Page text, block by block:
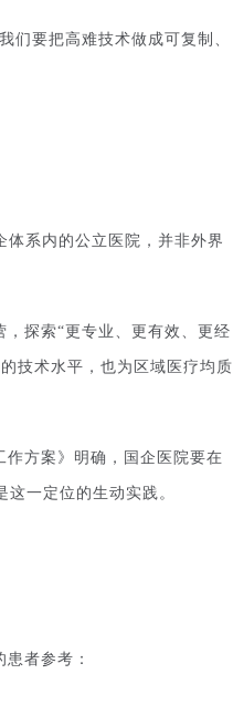
们要把高难技术做成可复制、
体系内的公立医院，并非外界
探索“更专业、更有效、更经
技术水平，也为区域医疗均质
方案》明确，国企医院要在
一定位的生动实践。
者参考：